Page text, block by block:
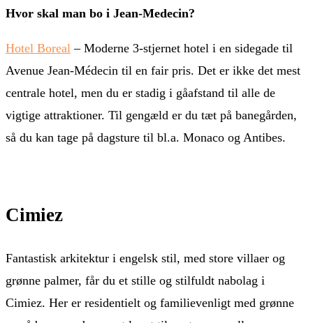
Hvor skal man bo i Jean-Medecin?
Hotel Boreal – Moderne 3-stjernet hotel i en sidegade til
Avenue Jean-Médecin til en fair pris. Det er ikke det mest
centrale hotel, men du er stadig i gåafstand til alle de
vigtige attraktioner. Til gengæld er du tæt på banegården,
så du kan tage på dagsture til bl.a. Monaco og Antibes.
Cimiez
Fantastisk arkitektur i engelsk stil, med store villaer og
grønne palmer, får du et stille og stilfuldt nabolag i
Cimiez. Her er residentielt og familievenligt med grønne